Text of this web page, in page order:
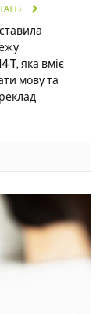
яка вміє
мову та